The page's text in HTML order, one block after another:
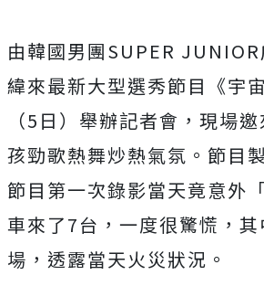
由韓國男團SUPER JUNIOR
緯來最新大型選秀節目《宇
（5 日）舉辦記者會，現場
孩勁歌熱舞炒熱氣氛。節目
節目第一次錄影當天竟意外
車來了7台，一度很驚慌，
場，透露當天火災狀況。